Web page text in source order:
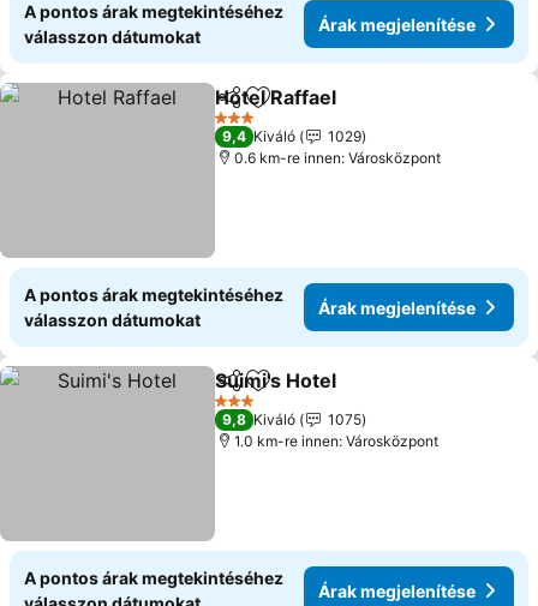
A pontos árak megtekintéséhez
válasszon dátumokat
Árak megjelenítése
Megosztás
Hozzáadás a kedvencekhez
Hotel Raffael
3 Kategória
9,4 Kiváló
1029
0.6 km-re innen: Városközpont
A pontos árak megtekintéséhez
válasszon dátumokat
Árak megjelenítése
Megosztás
Hozzáadás a kedvencekhez
Suimi's Hotel
3 Kategória
9,8 Kiváló
1075
1.0 km-re innen: Városközpont
A pontos árak megtekintéséhez
Árak megjelenítése